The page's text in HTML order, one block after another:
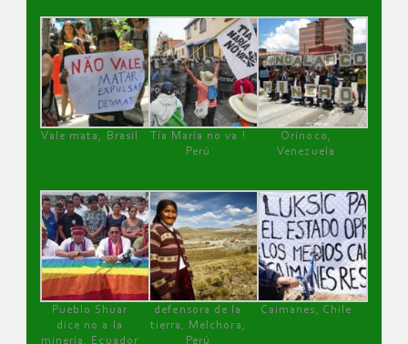
Vale mata, Brasil
Tía María no va !
Perú
Orinoco,
Venezuela
Pueblo Shuar
dice no a la
minería, Ecuador
defensora de la
tierra, Melchora,
Perú
Caimanes, Chile